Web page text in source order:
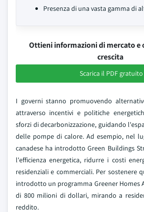
Presenza di una vasta gamma di
Ottieni informazioni di mercato
crescita
Scarica il PDF gratuito
I governi stanno promuovendo
attraverso incentivi e politiche
sforzi di decarbonizzazione, guidando
delle pompe di calore. Ad esempio, nel
canadese ha introdotto Green Buildings
l'efficienza energetica, ridurre i costi
residenziali e commerciali. Per sostenere
introdotto un programma Greener Homes
di 800 milioni di dollari, mirando a
reddito.